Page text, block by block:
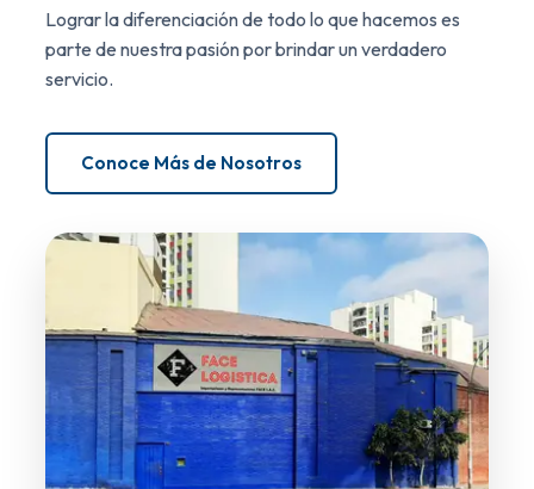
Lograr la diferenciación de todo lo que hacemos es
parte de nuestra pasión por brindar un verdadero
servicio.
Conoce Más de Nosotros